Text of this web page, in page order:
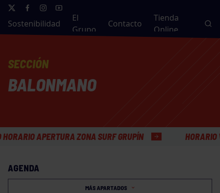
Sostenibilidad
El
Grupo
Contacto
Tienda
Online
SECCIÓN
BALONMANO
APERTURA ZONA SURF GRUPÍN HORARIO
AGENDA
MÁS APARTADOS